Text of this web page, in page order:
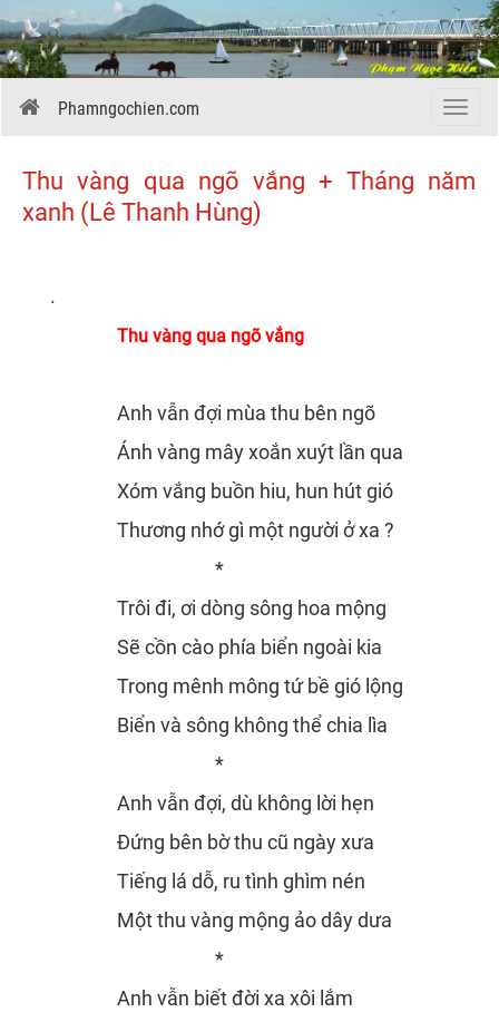
Menu
Phamngochien.com
Thu vàng qua ngõ vắng + Tháng năm
xanh (Lê Thanh Hùng)
.
Thu vàng qua ngõ vắng
Anh vẫn đợi mùa thu bên ngõ
Ánh vàng mây xoắn xuýt lần qua
Xóm vắng buồn hiu, hun hút gió
Thương nhớ gì một người ở xa ?
*
Trôi đi, ơi dòng sông hoa mộng
Sẽ cồn cào phía biển ngoài kia
Trong mênh mông tứ bề gió lộng
Biển và sông không thể chia lìa
*
Anh vẫn đợi, dù không lời hẹn
Đứng bên bờ thu cũ ngày xưa
Tiếng lá dỗ, ru tình ghìm nén
Một thu vàng mộng ảo dây dưa
*
Anh vẫn biết đời xa xôi lắm